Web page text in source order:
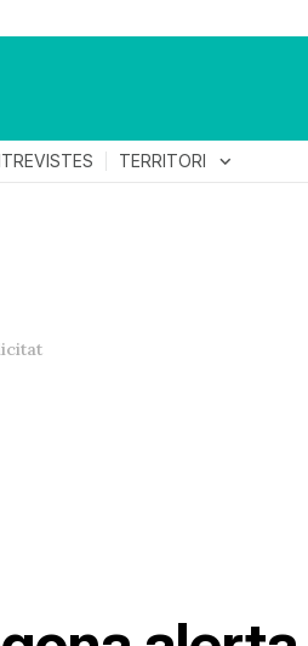
TERRITORI expand_more